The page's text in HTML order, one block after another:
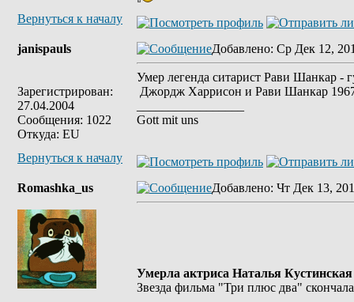
Вернуться к началу
janispauls
Зарегистрирован:
27.04.2004
Сообщения: 1022
Откуда: EU
Добавлено: Ср Дек 12,
Умер легенда ситарист Рави Шанкар
Джордж Харрисон и Рави Шанкар
Gott mit uns
Вернуться к началу
Romashka_us Добавлено: Чт Дек 13,
Умерла актриса Наталья Кустинская
Звезда фильма "Три плюс два"